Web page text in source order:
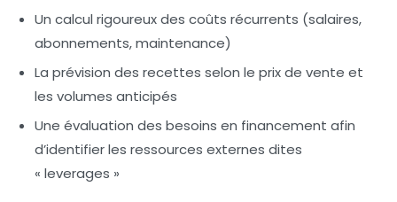
Un calcul rigoureux des coûts récurrents (salaires,
abonnements, maintenance)
La prévision des recettes selon le prix de vente et
les volumes anticipés
Une évaluation des besoins en financement afin
d’identifier les ressources externes dites
« leverages »